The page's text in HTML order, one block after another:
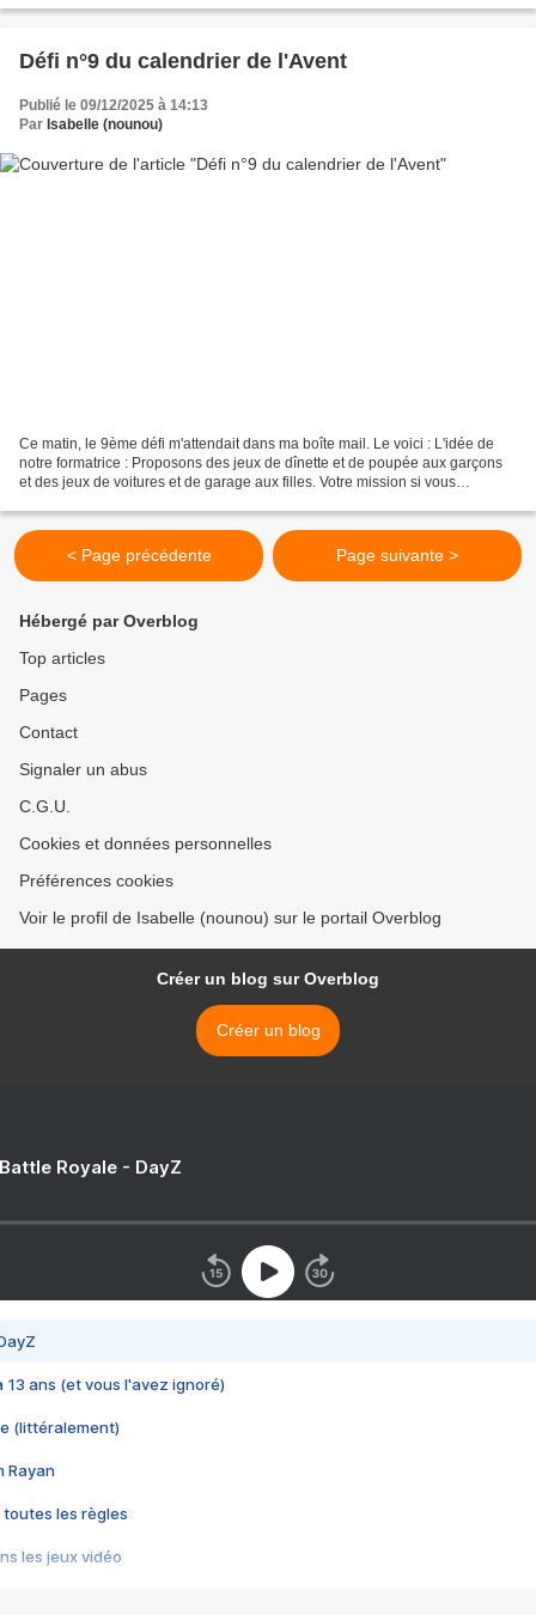
Défi n°9 du calendrier de l'Avent
Publié le 09/12/2025 à 14:13
Par Isabelle (nounou)
Ce matin, le 9ème défi m'attendait dans ma boîte mail. Le voici : L'idée de
notre formatrice : Proposons des jeux de dînette et de poupée aux garçons
et des jeux de voitures et de garage aux filles. Votre mission si vous
< Page précédente Page suivante >
Hébergé par Overblog
Top articles
Pages
Contact
Signaler un abus
C.G.U.
Cookies et données personnelles
Préférences cookies
Voir le profil de Isabelle (nounou) sur le portail Overblog
Créer un blog sur Overblog
Créer un blog
Royale - DayZ
13 ans (et vous l'avez ignoré)
(littéralement)
Rayan
toutes les règles
les jeux vidéo